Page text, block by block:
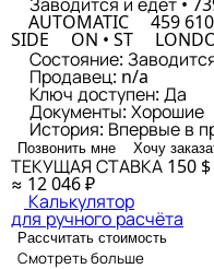
AUTOMATIC 459
SIDE ON • ST
Состояние:
Продавец: n/a
Ключ доступен: Да
Документы: Хорошие
История: Впервые в
Позвонить мне Хочу
ТЕКУЩАЯ СТАВКА 150 $
≈ 12 046 ₽
Калькулятор
для ручного расчёта
Рассчитать стоимость
Смотреть больше